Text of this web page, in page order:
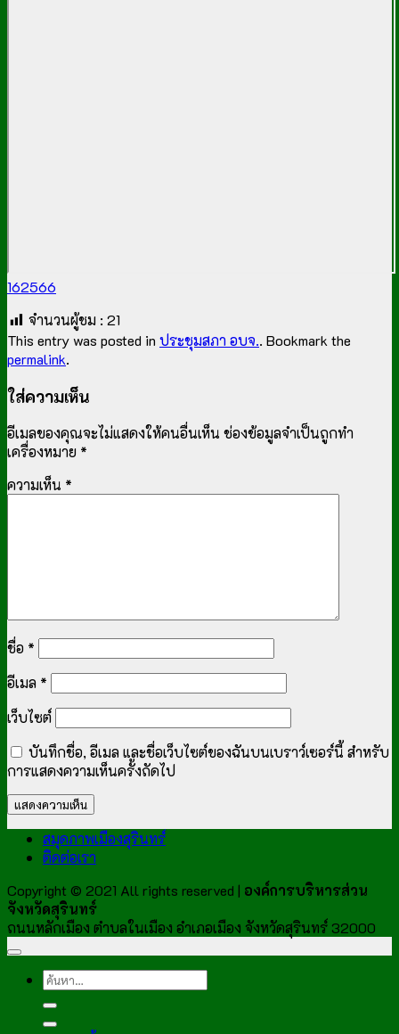
162566
จำนวนผู้ชม : 21
This entry was posted in ประชุมสภา อบจ.. Bookmark the
permalink.
ใส่ความเห็น
อีเมลของคุณจะไม่แสดงให้คนอื่นเห็น ช่องข้อมูลจำเป็นถูกทำ
เครื่องหมาย *
ความเห็น *
ชื่อ *
อีเมล *
เว็บไซต์
บันทึกชื่อ, อีเมล และชื่อเว็บไซต์ของฉันบนเบราว์เซอร์นี้ สำหรับ
การแสดงความเห็นครั้งถัดไป
สมุดภาพเมืองสุรินทร์
ติดต่อเรา
Copyright © 2021 All rights reserved | องค์การบริหารส่วน
จังหวัดสุรินทร์
ถนนหลักเมือง ตำบลในเมือง อำเภอเมือง จังหวัดสุรินทร์ 32000